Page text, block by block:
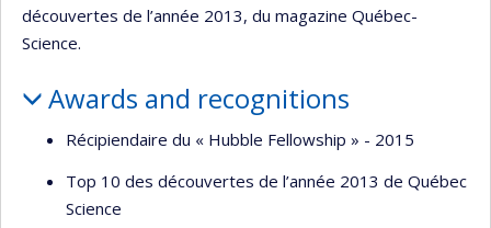
découvertes de l’année 2013, du magazine Québec-
Science.
Awards and recognitions
Récipiendaire du « Hubble Fellowship » - 2015
Top 10 des découvertes de l’année 2013 de Québec
Science